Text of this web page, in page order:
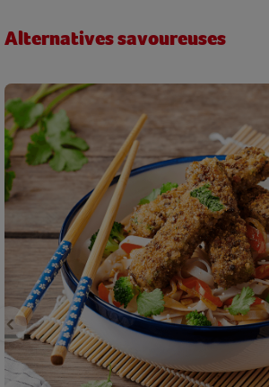
Alternatives savoureuses